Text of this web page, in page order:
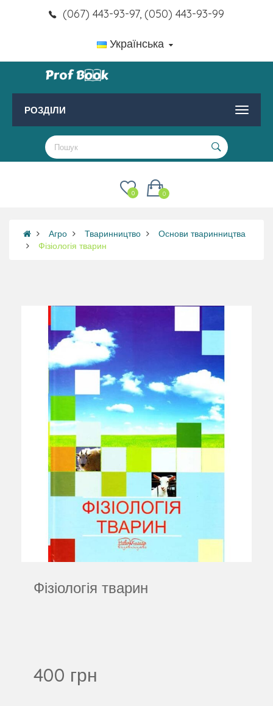
(067) 443-93-97, (050) 443-93-99
Українська
РОЗДІЛИ
0
0
Агро Тваринництво
Основи тваринництва
Фізіологія тварин
Фізіологія тварин
400 грн